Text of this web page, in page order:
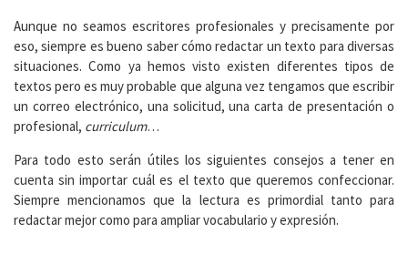
Aunque no seamos escritores profesionales y precisamente por
eso, siempre es bueno saber cómo redactar un texto para diversas
situaciones. Como ya hemos visto existen diferentes tipos de
textos pero es muy probable que alguna vez tengamos que escribir
un correo electrónico, una solicitud, una carta de presentación o
profesional, curriculum…
Para todo esto serán útiles los siguientes consejos a tener en
cuenta sin importar cuál es el texto que queremos confeccionar.
Siempre mencionamos que la lectura es primordial tanto para
redactar mejor como para ampliar vocabulario y expresión.